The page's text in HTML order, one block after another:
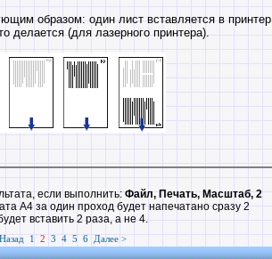
образом: один лист вставляется в принтер
делается (для лазерного принтера).
если выполнить: Файл, Печать, Масштаб, 2
А4 за один проход будет напечатано сразу 2
вставить 2 раза, а не 4.
1 2 3 4 5 6 Далее >